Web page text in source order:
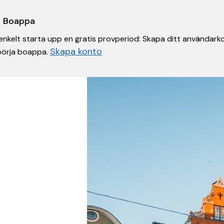
starta upp en gratis provperiod: Skapa ditt
boappa. Skapa konto